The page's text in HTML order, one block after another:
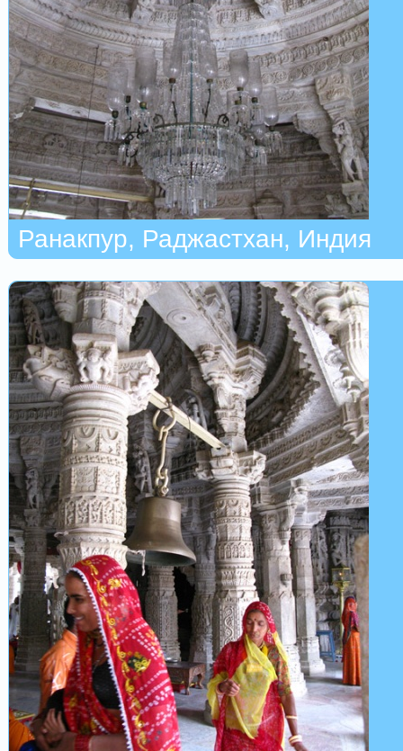
Ранакпур, Раджастхан, Индия